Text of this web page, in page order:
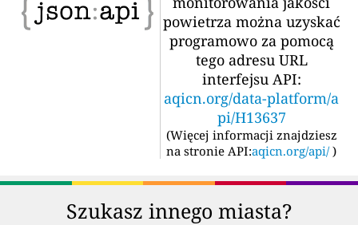
powietrza można uzyskać
programowo za pomocą
tego adresu URL
interfejsu API:
aqicn.org/data-platform/a
pi/H13637
(Więcej informacji znajdziesz
na stronie API:aqicn.org/api/ )
Szukasz innego miasta?